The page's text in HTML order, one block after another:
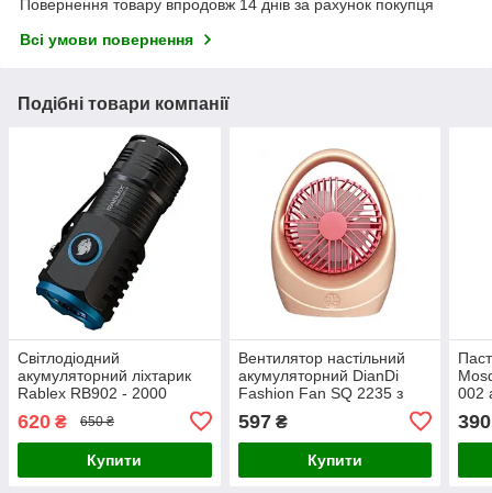
Повернення товару впродовж 14 днів за рахунок покупця
Всі умови повернення
Подібні товари компанії
Світлодіодний
акумуляторний ліхтарик
Rablex RB902 - 2000
18350 USB, з магнітом,
алюміній
620 ₴ 650 ₴
Купити
Вентилятор настільний
акумуляторний DianDi
Fashion Fan SQ 2235 з
597₴
Купити
002
390